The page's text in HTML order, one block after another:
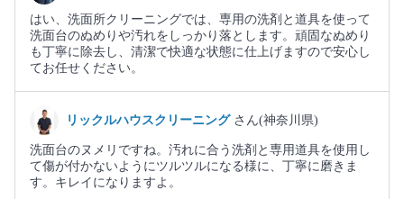
はい、洗面所クリーニングでは、専用の洗剤と道具を使って
洗面台のぬめりや汚れをしっかり落とします。頑固なぬめり
も丁寧に除去し、清潔で快適な状態に仕上げますので安心し
てお任せください。
リックルハウスクリーニング さん(神奈川県)
洗面台のヌメリですね。汚れに合う洗剤と専用道具を使用し
て傷が付かないようにツルツルになる様に、丁寧に磨きま
す。キレイになりますよ。